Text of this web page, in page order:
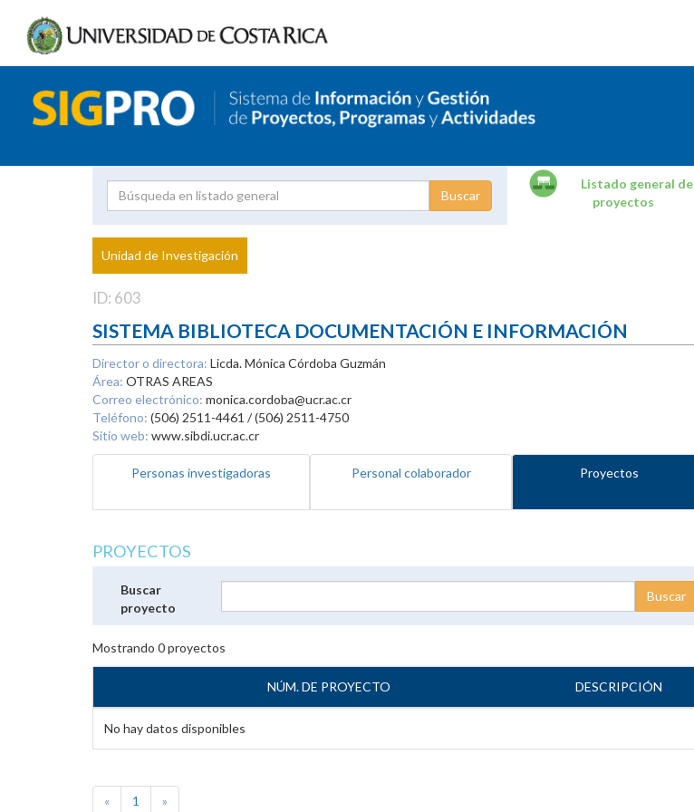
Proyecto
Investigador
Listado general de
proyectos
Unidad de Investigación
ID: 603
SISTEMA BIBLIOTECA DOCUMENTACIÓN E INFORMACIÓN
Director o directora: Licda. Mónica Córdoba Guzmán
Área: OTRAS AREAS
Correo electrónico: monica.cordoba@ucr.ac.cr
Teléfono: (506) 2511-4461 / (506) 2511-4750
Sitio web: www.sibdi.ucr.ac.cr
Personas investigadoras Personal colaborador Proyectos
PROYECTOS
Buscar
proyecto
Mostrando 0proyectos
NÚM. DE PROYECTO DESCRIPCIÓN
No hay datos disponibles
« 1 »